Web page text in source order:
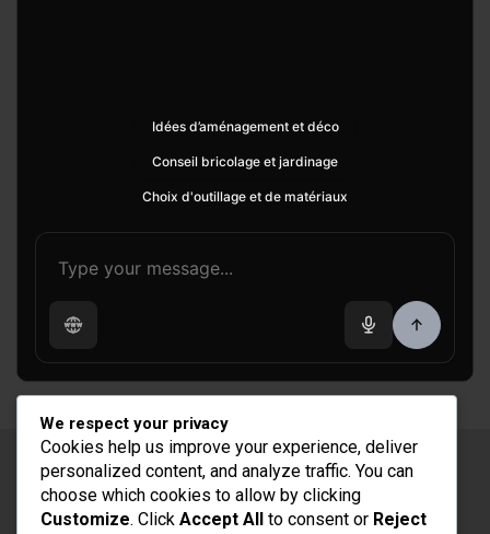
Idées d’aménagement et déco
Conseil bricolage et jardinage
Choix d'outillage et de matériaux
Copyright © 2026 Rénovation et Décoration
Thème par :Theme Horse
Fièrement propulsé par :WordPress
We respect your privacy
Cookies help us improve your experience, deliver
personalized content, and analyze traffic. You can
choose which cookies to allow by clicking
Customize. Click Accept All to consent or Reject